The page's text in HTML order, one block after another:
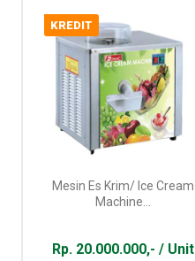
KREDIT
Mesin Es Krim/ Ice Cream
Machine...
Rp. 20.000.000,- / Unit